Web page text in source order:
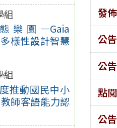
組
樂園—Gaia
樣性設計智慧
組
推動國民中小
師客語能力認
發
公
公
點
公